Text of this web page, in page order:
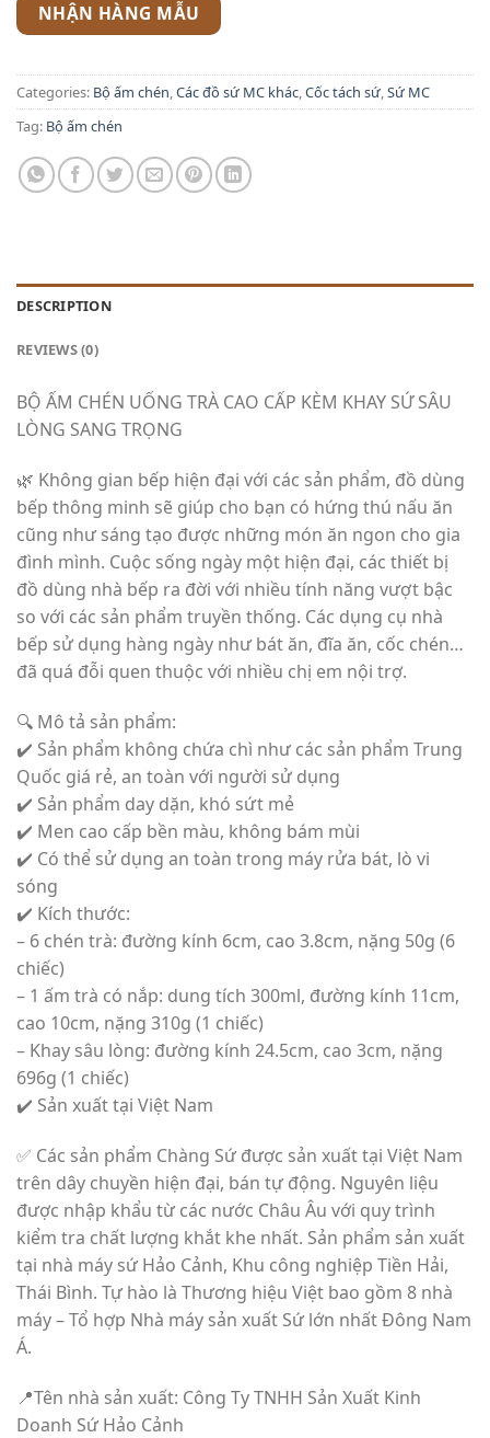
NHẬN HÀNG MẪU
Categories: Bộ ấm chén,Các đồ sứ MC khác,Cốc tách sứ,Sứ MC
Tag: Bộ ấm chén
DESCRIPTION
REVIEWS (0)
BỘ ẤM CHÉN UỐNG TRÀ CAO CẤP KÈM KHAY SỨ SÂU
LÒNG SANG TRỌNG
🌿 Không gian bếp hiện đại với các sản phẩm, đồ dùng
bếp thông minh sẽ giúp cho bạn có hứng thú nấu ăn
cũng như sáng tạo được những món ăn ngon cho gia
đình mình. Cuộc sống ngày một hiện đại, các thiết bị
đồ dùng nhà bếp ra đời với nhiều tính năng vượt bậc
so với các sản phẩm truyền thống. Các dụng cụ nhà
bếp sử dụng hàng ngày như bát ăn, đĩa ăn, cốc chén…
đã quá đỗi quen thuộc với nhiều chị em nội trợ.
🔍 Mô tả sản phẩm:
✔️ Sản phẩm không chứa chì như các sản phẩm Trung
Quốc giá rẻ, an toàn với người sử dụng
✔️ Sản phẩm day dặn, khó sứt mẻ
✔️ Men cao cấp bền màu, không bám mùi
✔️ Có thể sử dụng an toàn trong máy rửa bát, lò vi
sóng
✔️ Kích thước:
– 6 chén trà: đường kính 6cm, cao 3.8cm, nặng 50g (6
chiếc)
– 1 ấm trà có nắp: dung tích 300ml, đường kính 11cm,
cao 10cm, nặng 310g (1 chiếc)
– Khay sâu lòng: đường kính 24.5cm, cao 3cm, nặng
696g (1 chiếc)
✔️ Sản xuất tại Việt Nam
✅ Các sản phẩm Chàng Sứ được sản xuất tại Việt Nam
trên dây chuyền hiện đại, bán tự động. Nguyên liệu
được nhập khẩu từ các nước Châu Âu với quy trình
kiểm tra chất lượng khắt khe nhất. Sản phẩm sản xuất
tại nhà máy sứ Hảo Cảnh, Khu công nghiệp Tiền Hải,
Thái Bình. Tự hào là Thương hiệu Việt bao gồm 8 nhà
máy – Tổ hợp Nhà máy sản xuất Sứ lớn nhất Đông Nam
Á.
📍Tên nhà sản xuất: Công Ty TNHH Sản Xuất Kinh
Doanh Sứ Hảo Cảnh